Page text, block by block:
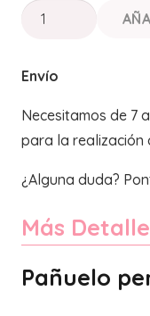
PAÑUELO
Envío
Necesitamos de 7
para la realización
¿Alguna duda?
Más
Pañuelo